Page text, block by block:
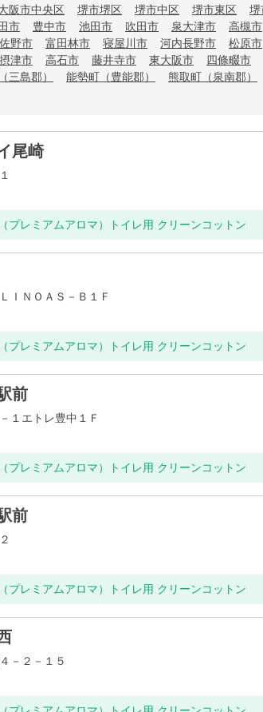
阪市中央区 堺市堺区 堺市中区 堺市東区 堺
市 豊中市 池田市 吹田市 泉大津市 高槻市
野市 富田林市 寝屋川市 河内長野市 松原市
摂津市 高石市 藤井寺市 東大阪市 四條畷市
三島郡） 能勢町（豊能郡） 熊取町（泉南郡）
尾崎
プレミアムアロマ）トイレ用 クリーンコットン
ＩＮＯＡＳ－Ｂ１Ｆ
プレミアムアロマ）トイレ用 クリーンコットン
前
１エトレ豊中１Ｆ
プレミアムアロマ）トイレ用 クリーンコットン
前
プレミアムアロマ）トイレ用 クリーンコットン
－２－１５